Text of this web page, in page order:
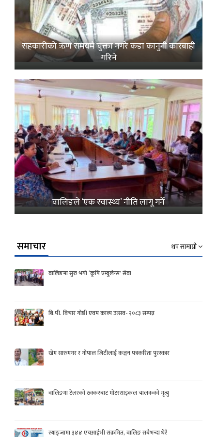
सहकारीको ऋण समयमै चुक्ता नगरे कडा कानुनी कारबाही
गरिने
वालिङले ‘एक स्वास्थ्य’ नीति लागू गर्ने
समाचार थप सामाग्री
वालिङमा सुरु भयो ‘कृषि एम्बुलेन्स’ सेवा
बि.पी. विचार गोष्ठी एवम काव्य उत्सव- २०८३ सम्पन्न
खेम सारुमगर र गोपाल जिटीलाई कञ्चन पत्रकरिता पुरस्कार
वालिङमा टेलरको ठक्करबाट मोटरसाइकल चालकको मृत्यु
स्याङ्जामा ३४४ एचआईभी संक्रमित, वालिङ सबैभन्दा धेरै